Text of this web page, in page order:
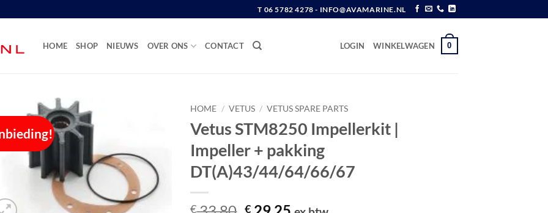
T 06 5782 4278 - INFO@AVAMARINE.NL
HOME SHOP NIEUWS OVER ONS CONTACT LOGIN WINKELWAGEN 0
HOME / VETUS / VETUS SPARE PARTS
Vetus STM8250 Impellerkit |
Impeller + pakking
DT(A)43/44/64/66/67
€ €